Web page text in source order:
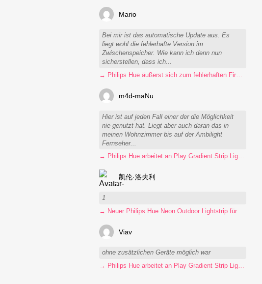
Mario
Bei mir ist das automatische Update aus. Es
liegt wohl die fehlerhafte Version im
Zwischenspeicher. Wie kann ich denn nun
sicherstellen, dass ich...
→ Philips Hue äußerst sich zum fehlerhaften Firmware-Update
m4d-maNu
Hier ist auf jeden Fall einer der die Möglichkeit
nie genutzt hat. Liegt aber auch daran das in
meinen Wohnzimmer bis auf der Ambilight
Fernseher...
→ Philips Hue arbeitet an Play Gradient Strip Light Pro
凯伦·洛夫利
1
Viav
ohne zusätzlichen Geräte möglich war
→ Philips Hue arbeitet an Play Gradient Strip Light Pro